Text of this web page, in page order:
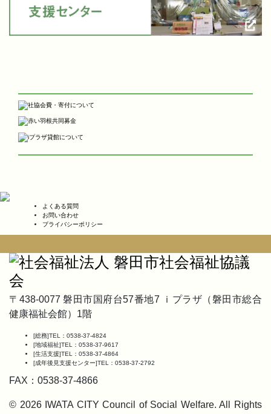
よくある質問
お問い合わせ
プライバシーポリシー
〒438-0077 磐田市国府台57番地7 ｉプラザ（磐田市総合
健康福祉会館）1階
[総務]TEL：0538-37-4824
[地域福祉]TEL：0538-37-9617
[生活支援]TEL：0538-37-4864
[成年後見支援センター]TEL：0538-37-2792
FAX：0538-37-4866
© 2026 IWATA CITY Council of Social Welfare. All Rights